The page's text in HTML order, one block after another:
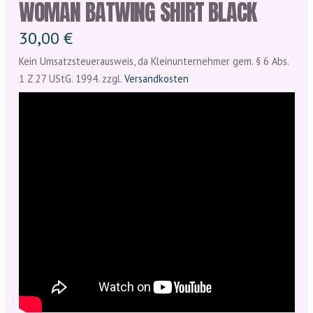
WOMAN BATWING SHIRT BLACK
30,00 €
Kein Umsatzsteuerausweis, da Kleinunternehmer gem. § 6 Abs.
1 Z 27 UStG. 1994. zzgl. Versandkosten